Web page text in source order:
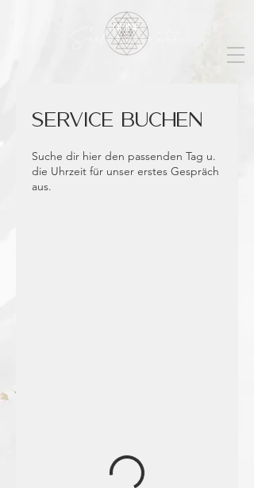
Seelensignatur
Deine
Service buchen
Suche dir hier den passenden Tag u.
die Uhrzeit für unser erstes Gespräch
aus.